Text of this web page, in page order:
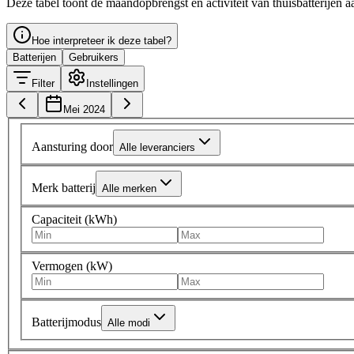
Hoe interpreteer ik deze tabel?
Batterijen
Gebruikers
Filter Instellingen
Mei 2024
Aansturing door Alle leveranciers
Merk batterij Alle merken
Capaciteit (kWh)
Vermogen (kW)
Batterijmodus Alle modi